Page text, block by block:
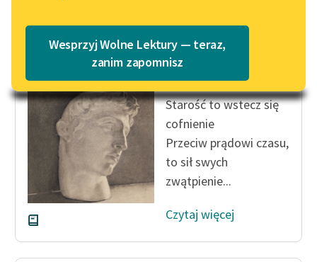
Lektury szkolne i klasyka
literatury do słuchania dla
uczennic i uczniów z
niepełnosprawnościami
E-kolekcja lektur
szkolnych i literatury do
słuchania dla uczennic i
uczniów z
niepełnosprawnościami
Feministyczne inspiracje.
Katalog w formacie PDF
Wesprzyj Wolne Lektury — teraz,
zanim zapomnisz
Ars poetica
Młodość to miłość!
Starość to wstecz się
cofnienie
Przeciw prądowi czasu,
to sił swych
zwątpienie...
Czytaj więcej